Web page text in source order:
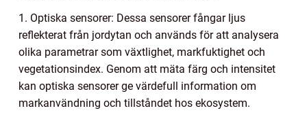
1. Optiska sensorer: Dessa sensorer fångar ljus
reflekterat från jordytan och används för att analysera
olika parametrar som växtlighet, markfuktighet och
vegetationsindex. Genom att mäta färg och intensitet
kan optiska sensorer ge värdefull information om
markanvändning och tillståndet hos ekosystem.